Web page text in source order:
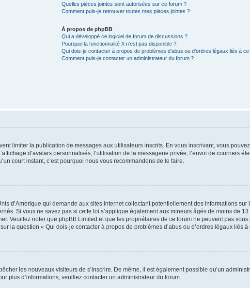
Quelles pièces jointes sont autorisées sur ce forum ?
Comment puis-je retrouver toutes mes pièces jointes ?
À propos de phpBB
Qui a développé ce logiciel de forum de discussions ?
Pourquoi la fonctionnalité X n’est pas disponible ?
Qui dois-je contacter à propos de problèmes d’abus ou d’ordres légaux liés à
Comment puis-je contacter un administrateur du forum ?
limiter la publication de messages aux utilisateurs inscrits. En vous inscrivant, vous
d’avatars personnalisés, l’utilisation de la messagerie privée, l’envoi de courriers
court instant, c’est pourquoi nous vous recommandons de le faire.
d’Amérique qui demande aux sites internet collectant potentiellement des informations
Si vous ne savez pas si cette loi s’applique également aux mineurs âgés de moins de 13
Veuillez noter que phpBB Limited et que les propriétaires de ce forum ne peuvent pas vous
la question « Qui dois-je contacter à propos de problèmes d’abus ou d’ordres légaux liés à
les nouveaux visiteurs de s’inscrire. De même, il est également possible qu’un
plus d’informations, veuillez contacter un administrateur du forum.